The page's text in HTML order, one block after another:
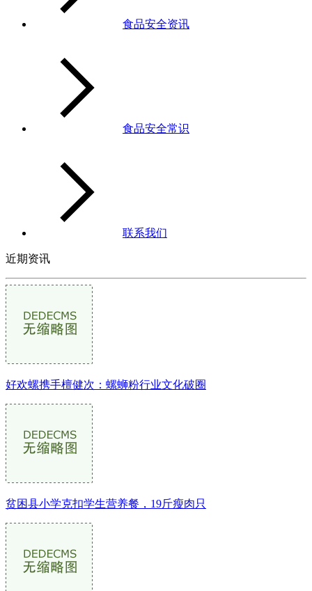
食品安全资讯
食品安全常识
联系我们
近期资讯
好欢螺携手檀健次：螺蛳粉行业文化破圈
贫困县小学克扣学生营养餐，19斤瘦肉只